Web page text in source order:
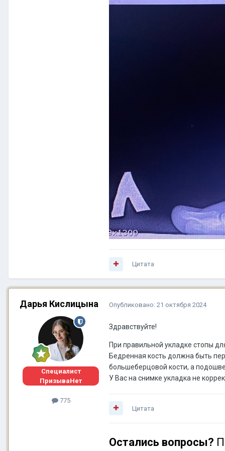
Цитата
Дарья Кислицына
Специалист
ПризываНет
775
Опубликовано: 21 октября 2024
Здравствуйте!
При правильной укладке стопы
Бедренная кость должна быть
большеберцовой кости, а
У Вас на снимке укладка не
Цитата
Остались вопросы?